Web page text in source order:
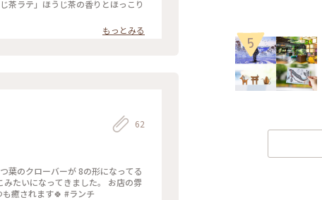
茶ラテ」ほうじ茶の香りとほっこり
もっとみる
62
葉のクローバーが 8の形になってる
たいになってきました。 お店の雰
囲気、メニュー、お味、 そして、なんといってもお店の方の 優しい笑顔にいつも癒されます🍀 #ランチ
5